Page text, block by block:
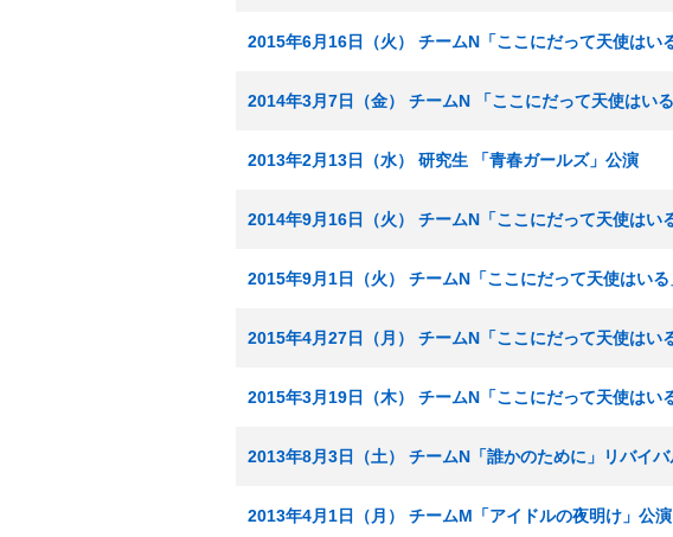
2015年6月16日（火） チームN「ここにだって天使はい
2014年3月7日（金） チームN 「ここにだって天使はい
2013年2月13日（水） 研究生 「青春ガールズ」公演
2014年9月16日（火） チームN「ここにだって天使はい
2015年9月1日（火） チームN「ここにだって天使はい
2015年4月27日（月） チームN「ここにだって天使はい
2015年3月19日（木） チームN「ここにだって天使はい
2013年8月3日（土） チームN「誰かのために」リバイ
2013年4月1日（月） チームM「アイドルの夜明け」公演